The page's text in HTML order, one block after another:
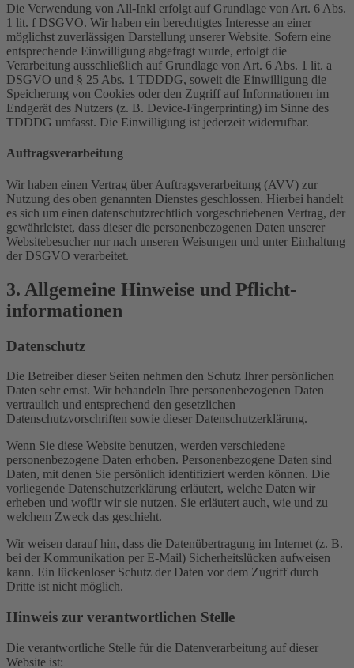
Die Verwendung von All-Inkl erfolgt auf Grundlage von Art. 6 Abs.
1 lit. f DSGVO. Wir haben ein berechtigtes Interesse an einer
möglichst zuverlässigen Darstellung unserer Website. Sofern eine
entsprechende Einwilligung abgefragt wurde, erfolgt die
Verarbeitung ausschließlich auf Grundlage von Art. 6 Abs. 1 lit. a
DSGVO und § 25 Abs. 1 TDDDG, soweit die Einwilligung die
Speicherung von Cookies oder den Zugriff auf Informationen im
Endgerät des Nutzers (z. B. Device-Fingerprinting) im Sinne des
TDDDG umfasst. Die Einwilligung ist jederzeit widerrufbar.
Auftragsverarbeitung
Wir haben einen Vertrag über Auftragsverarbeitung (AVV) zur
Nutzung des oben genannten Dienstes geschlossen. Hierbei handelt
es sich um einen datenschutzrechtlich vorgeschriebenen Vertrag, der
gewährleistet, dass dieser die personenbezogenen Daten unserer
Websitebesucher nur nach unseren Weisungen und unter Einhaltung
der DSGVO verarbeitet.
3. Allgemeine Hinweise und Pflicht­
informationen
Datenschutz
Die Betreiber dieser Seiten nehmen den Schutz Ihrer persönlichen
Daten sehr ernst. Wir behandeln Ihre personenbezogenen Daten
vertraulich und entsprechend den gesetzlichen
Datenschutzvorschriften sowie dieser Datenschutzerklärung.
Wenn Sie diese Website benutzen, werden verschiedene
personenbezogene Daten erhoben. Personenbezogene Daten sind
Daten, mit denen Sie persönlich identifiziert werden können. Die
vorliegende Datenschutzerklärung erläutert, welche Daten wir
erheben und wofür wir sie nutzen. Sie erläutert auch, wie und zu
welchem Zweck das geschieht.
Wir weisen darauf hin, dass die Datenübertragung im Internet (z. B.
bei der Kommunikation per E-Mail) Sicherheitslücken aufweisen
kann. Ein lückenloser Schutz der Daten vor dem Zugriff durch
Dritte ist nicht möglich.
Hinweis zur verantwortlichen Stelle
Die verantwortliche Stelle für die Datenverarbeitung auf dieser
Website ist: